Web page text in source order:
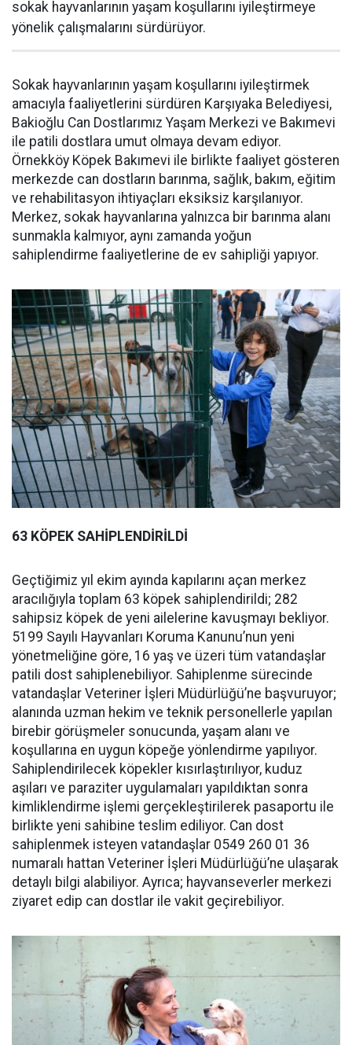
sokak hayvanlarının yaşam koşullarını iyileştirmeye
yönelik çalışmalarını sürdürüyor.
Sokak hayvanlarının yaşam koşullarını iyileştirmek
amacıyla faaliyetlerini sürdüren Karşıyaka Belediyesi,
Bakioğlu Can Dostlarımız Yaşam Merkezi ve Bakımevi
ile patili dostlara umut olmaya devam ediyor.
Örnekköy Köpek Bakımevi ile birlikte faaliyet gösteren
merkezde can dostların barınma, sağlık, bakım, eğitim
ve rehabilitasyon ihtiyaçları eksiksiz karşılanıyor.
Merkez, sokak hayvanlarına yalnızca bir barınma alanı
sunmakla kalmıyor, aynı zamanda yoğun
sahiplendirme faaliyetlerine de ev sahipliği yapıyor.
63 KÖPEK SAHİPLENDİRİLDİ
Geçtiğimiz yıl ekim ayında kapılarını açan merkez
aracılığıyla toplam 63 köpek sahiplendirildi; 282
sahipsiz köpek de yeni ailelerine kavuşmayı bekliyor.
5199 Sayılı Hayvanları Koruma Kanunu’nun yeni
yönetmeliğine göre, 16 yaş ve üzeri tüm vatandaşlar
patili dost sahiplenebiliyor. Sahiplenme sürecinde
vatandaşlar Veteriner İşleri Müdürlüğü’ne başvuruyor;
alanında uzman hekim ve teknik personellerle yapılan
birebir görüşmeler sonucunda, yaşam alanı ve
koşullarına en uygun köpeğe yönlendirme yapılıyor.
Sahiplendirilecek köpekler kısırlaştırılıyor, kuduz
aşıları ve paraziter uygulamaları yapıldıktan sonra
kimliklendirme işlemi gerçekleştirilerek pasaportu ile
birlikte yeni sahibine teslim ediliyor. Can dost
sahiplenmek isteyen vatandaşlar 0549 260 01 36
numaralı hattan Veteriner İşleri Müdürlüğü’ne ulaşarak
detaylı bilgi alabiliyor. Ayrıca; hayvanseverler merkezi
ziyaret edip can dostlar ile vakit geçirebiliyor.